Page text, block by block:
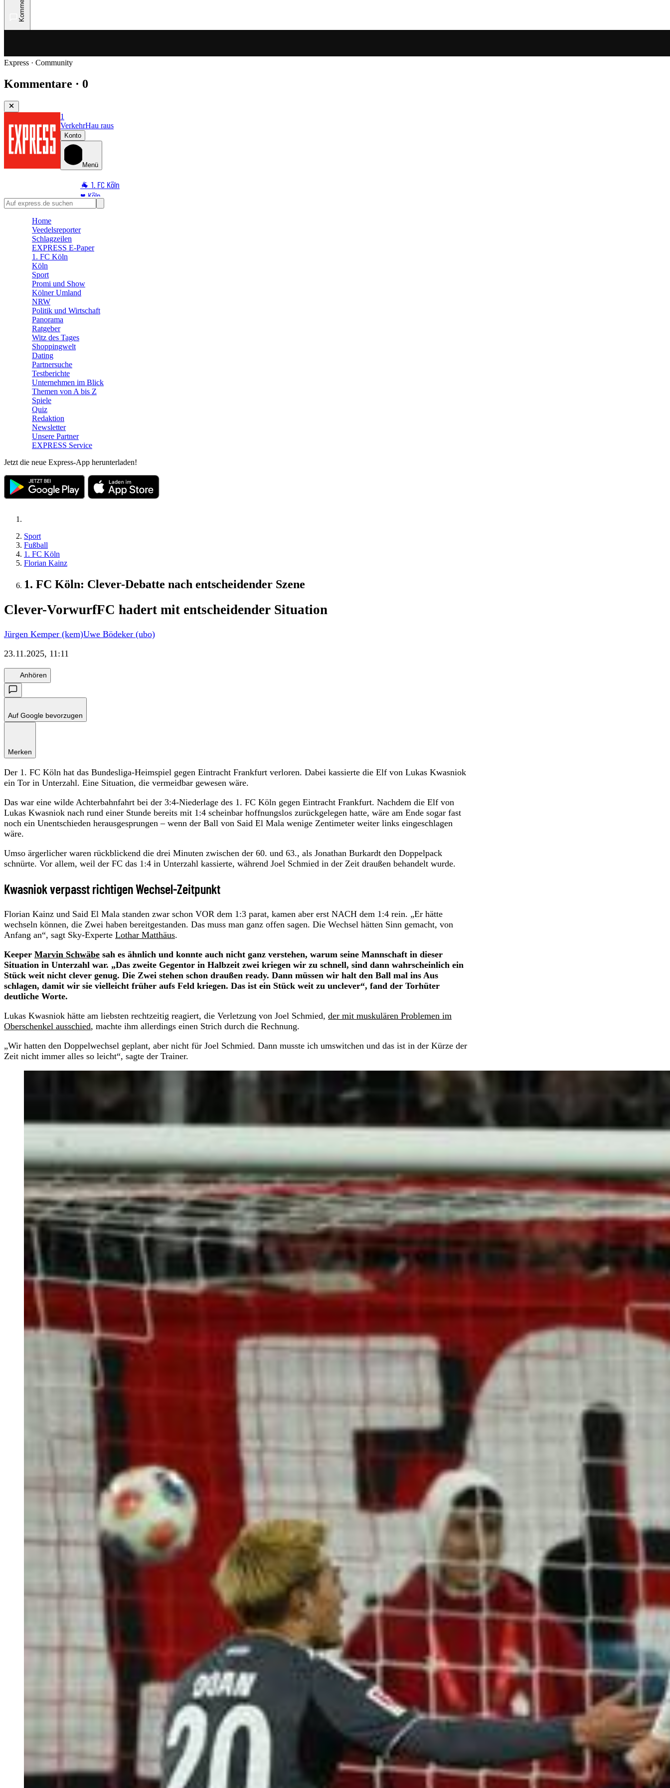
Express · Community
Kommentare · 0
1
VerkehrHau raus
Konto
Menü
🐐 1. FC Köln
♥️ Köln
⭐ Promi
🛒 Shoppingwelt
🧩 Spiele
Home
Veedelsreporter
Schlagzeilen
EXPRESS E-Paper
1. FC Köln
Köln
Sport
Promi und Show
Kölner Umland
NRW
Politik und Wirtschaft
Panorama
Ratgeber
Witz des Tages
Shoppingwelt
Dating
Partnersuche
Testberichte
Unternehmen im Blick
Themen von A bis Z
Spiele
Quiz
Redaktion
Newsletter
Unsere Partner
EXPRESS Service
Jetzt die neue Express-App herunterladen!
Sport
Fußball
1. FC Köln
Florian Kainz
1. FC Köln: Clever-Debatte nach entscheidender Szene
Clever-VorwurfFC hadert mit entscheidender Situation
Jürgen Kemper (kem)Uwe Bödeker (ubo)
23.11.2025, 11:11
Anhören
Auf Google bevorzugen
Merken
Der 1. FC Köln hat das Bundesliga-Heimspiel gegen Eintracht Frankfurt verloren. Dabei kassierte die Elf von Lukas Kwasniok
ein Tor in Unterzahl. Eine Situation, die vermeidbar gewesen wäre.
Das war eine wilde Achterbahnfahrt bei der 3:4-Niederlage des 1. FC Köln gegen Eintracht Frankfurt. Nachdem die Elf von
Lukas Kwasniok nach rund einer Stunde bereits mit 1:4 scheinbar hoffnungslos zurückgelegen hatte, wäre am Ende sogar fast
noch ein Unentschieden herausgesprungen – wenn der Ball von Said El Mala wenige Zentimeter weiter links eingeschlagen
wäre.
Umso ärgerlicher waren rückblickend die drei Minuten zwischen der 60. und 63., als Jonathan Burkardt den Doppelpack
schnürte. Vor allem, weil der FC das 1:4 in Unterzahl kassierte, während Joel Schmied in der Zeit draußen behandelt wurde.
Kwasniok verpasst richtigen Wechsel-Zeitpunkt
Florian Kainz und Said El Mala standen zwar schon VOR dem 1:3 parat, kamen aber erst NACH dem 1:4 rein. „Er hätte
wechseln können, die Zwei haben bereitgestanden. Das muss man ganz offen sagen. Die Wechsel hätten Sinn gemacht, von
Anfang an“, sagt Sky-Experte Lothar Matthäus.
Keeper Marvin Schwäbe sah es ähnlich und konnte auch nicht ganz verstehen, warum seine Mannschaft in dieser
Situation in Unterzahl war. „Das zweite Gegentor in Halbzeit zwei kriegen wir zu schnell, sind dann wahrscheinlich ein
Stück weit nicht clever genug. Die Zwei stehen schon draußen ready. Dann müssen wir halt den Ball mal ins Aus
schlagen, damit wir sie vielleicht früher aufs Feld kriegen. Das ist ein Stück weit zu unclever“, fand der Torhüter
deutliche Worte.
Lukas Kwasniok hätte am liebsten rechtzeitig reagiert, die Verletzung von Joel Schmied, der mit muskulären Problemen im
Oberschenkel ausschied, machte ihm allerdings einen Strich durch die Rechnung.
„Wir hatten den Doppelwechsel geplant, aber nicht für Joel Schmied. Dann musste ich umswitchen und das ist in der Kürze der
Zeit nicht immer alles so leicht“, sagte der Trainer.